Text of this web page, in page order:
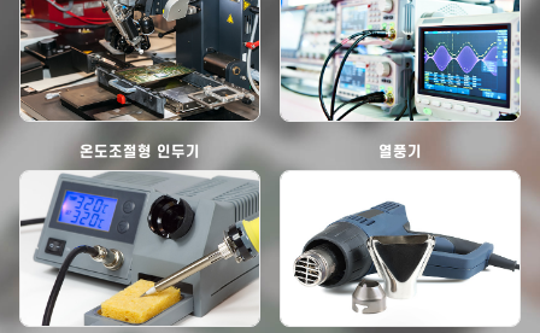
온도조절형 인두기 열풍기